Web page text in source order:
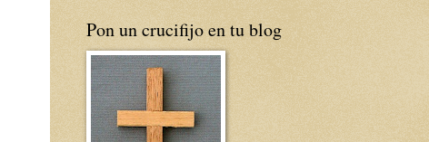
Pon un crucifijo en tu blog